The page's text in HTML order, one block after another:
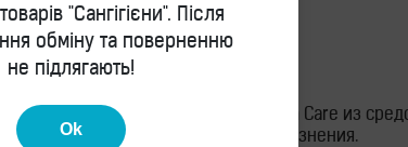
лицо или на щетку.
скорость, используя кнопки -/+.
щетки Sapphire Skin Care из
кожного жира и любые загрязнения.
"Сангігієни". Після
обміну та поверненню
не підлягають!
Ok